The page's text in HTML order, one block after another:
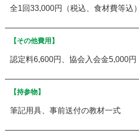
全1回33,000円（税込、食材費等込）
【その他費用】
認定料6,600円、協会入会金5,000円
【持参物】
筆記用具、事前送付の教材一式